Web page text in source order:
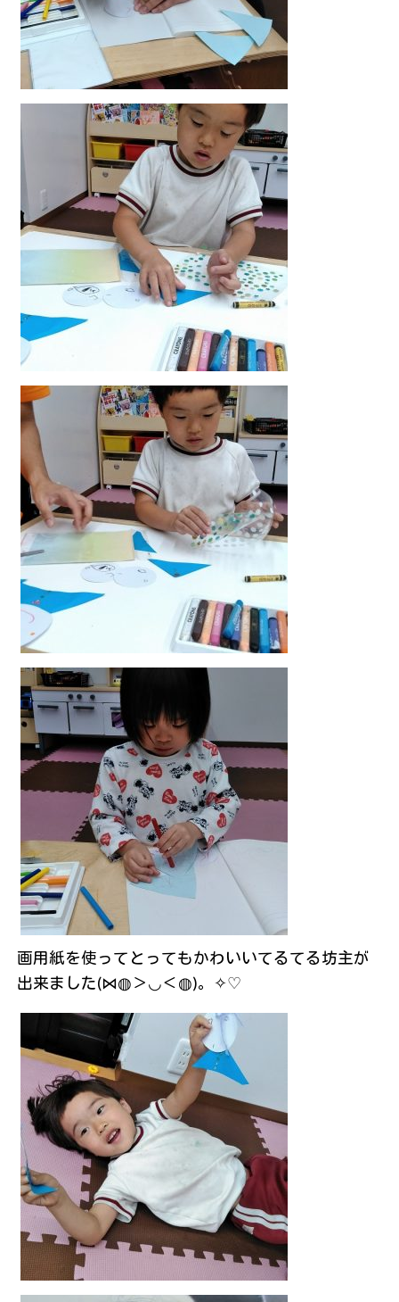
画用紙を使ってとってもかわいいてるてる坊主が
出来ました(⋈◍＞◡＜◍)。✧♡